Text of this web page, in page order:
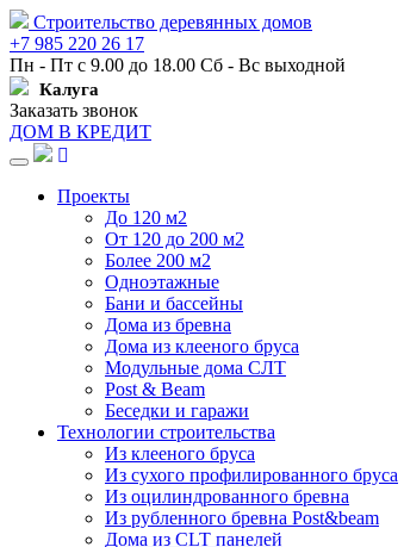
Строительство деревянных домов
+7 985 220 26 17
Пн - Пт с 9.00 до 18.00 Сб - Вс выходной
Калуга
Заказать звонок
ДОМ В КРЕДИТ
Навигация
Проекты
До 120 м2
От 120 до 200 м2
Более 200 м2
Одноэтажные
Бани и бассейны
Дома из бревна
Дома из клееного бруса
Модульные дома СЛТ
Post & Beam
Беседки и гаражи
Технологии строительства
Из клееного бруса
Из сухого профилированного бруса
Из оцилиндрованного бревна
Из рубленного бревна Post&beam
Дома из CLT панелей